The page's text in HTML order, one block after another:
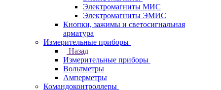
Электромагниты МИС
Электромагниты ЭМИС
Кнопки, зажимы и светосигнальная
арматура
Измерительные приборы
Назад
Измерительные приборы
Вольтметры
Амперметры
Командоконтроллеры